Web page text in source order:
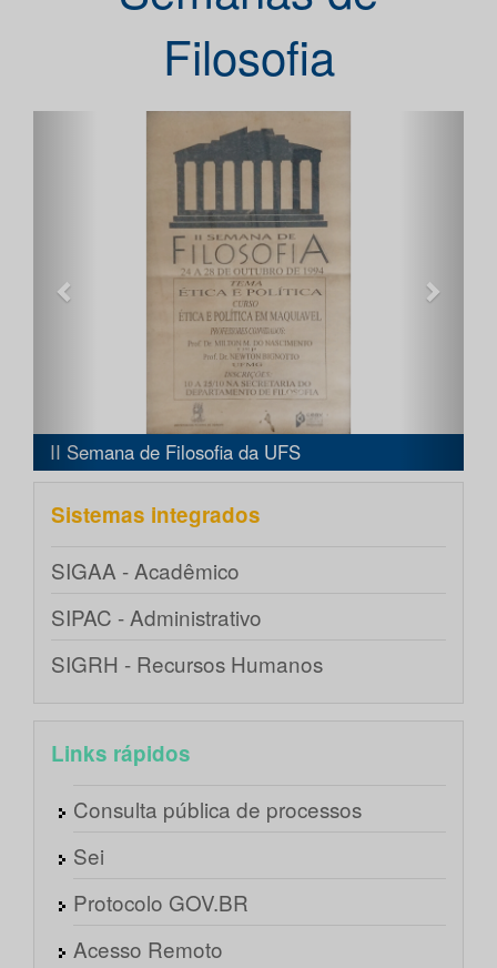
Filosofia
de Filosofia da UFS
Sistemas integrados
SIGAA - Acadêmico
SIPAC - Administrativo
SIGRH - Recursos Humanos
Links rápidos
Consulta pública de processos
Sei
Protocolo GOV.BR
Acesso Remoto